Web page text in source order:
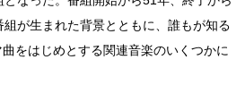
が生まれた背景とともに、誰もが知る
をはじめとする関連音楽のいくつかに